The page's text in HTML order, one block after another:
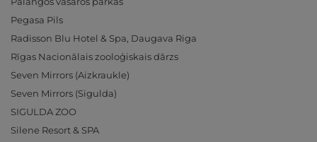
Pegasa Pils
Radisson Blu Hotel & Spa, Daugava Riga
Rīgas Nacionālais zooloģiskais dārzs
Seven Mirrors (Aizkraukle)
Seven Mirrors (Sigulda)
SIGULDA ZOO
Silene Resort & SPA